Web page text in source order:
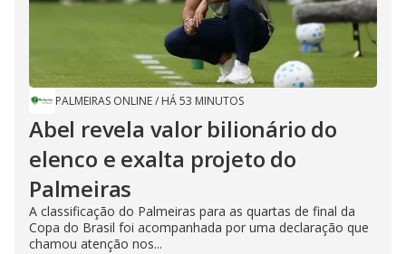
PALMEIRAS ONLINE/ HÁ 53 MINUTOS
Abel revela valor bilionário do
elenco e exalta projeto do
Palmeiras
A classificação do Palmeiras para as quartas de final da
Copa do Brasil foi acompanhada por uma declaração que
chamou atenção nos...